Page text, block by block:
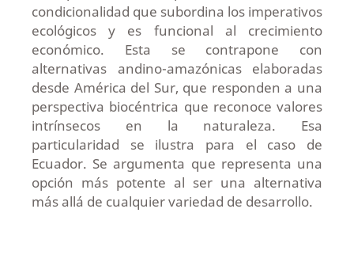
condicionalidad que subordina los imperativos
ecológicos y es funcional al crecimiento
económico. Esta se contrapone con
alternativas andino-amazónicas elaboradas
desde América del Sur, que responden a una
perspectiva biocéntrica que reconoce valores
intrínsecos en la naturaleza. Esa
particularidad se ilustra para el caso de
Ecuador. Se argumenta que representa una
opción más potente al ser una alternativa
más allá de cualquier variedad de desarrollo.